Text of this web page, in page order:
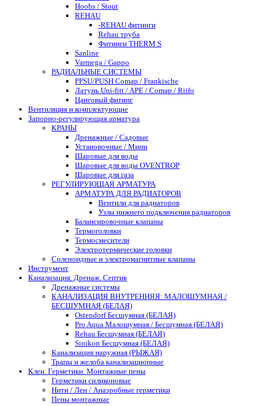
Hoobs / Stout
REHAU
-REHAU фитинги
Rehau труба
Фитинги THERM S
Sanline
Varmega / Gappo
РАДИАЛЬНЫЕ СИСТЕМЫ
PPSU/PUSH Comap / Frankische
Латунь Uni-fitt / APE / Comap / Riifo
Цанговый фитинг
Вентиляция и комплектующие
Запорно-регулирующая арматура
КРАНЫ
Дренажные / Садовые
Установочные / Мини
Шаровые для воды
Шаровые для воды OVENTROP
Шаровые для газа
РЕГУЛИРУЮЩАЯ АРМАТУРА
АРМАТУРА ДЛЯ РАДИАТОРОВ
Вентили для радиаторов
Узлы нижнего подключения радиаторов
Балансировочные клапаны
Термоголовки
Термосмесители
Электротермические головки
Соленоидные и электромагнитные клапаны
Инструмент
Канализация. Дренаж. Септик
Дренажные системы
КАНАЛИЗАЦИЯ ВНУТРЕННЯЯ: МАЛОШУМНАЯ /
БЕСШУМНАЯ (БЕЛАЯ)
Ostendorf Бесшумная (БЕЛАЯ)
Pro Aqua Малошумная / Бесшумная (БЕЛАЯ)
Rehau Бесшумная (БЕЛАЯ)
Sinikon Бесшумная (БЕЛАЯ)
Канализация наружная (РЫЖАЯ)
Трапы и желоба канализационные
Клеи. Герметики. Монтажные пены
Герметики силиконовые
Нити / Лен / Анаэробные герметики
Пены монтажные